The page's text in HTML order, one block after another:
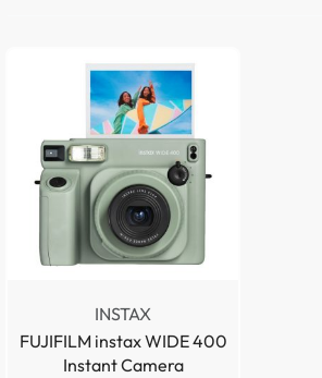
INSTAX
FUJIFILM instax WIDE 400
Instant Camera